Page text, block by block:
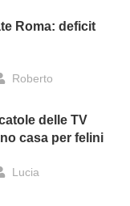
Roma: deficit
Roberto
delle TV
casa per felini
Lucia